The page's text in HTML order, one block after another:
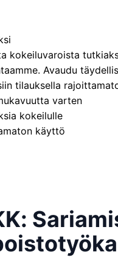
kokeiluvaroista
Avaudu
tilauksella
varten
kokeilulle
käyttö